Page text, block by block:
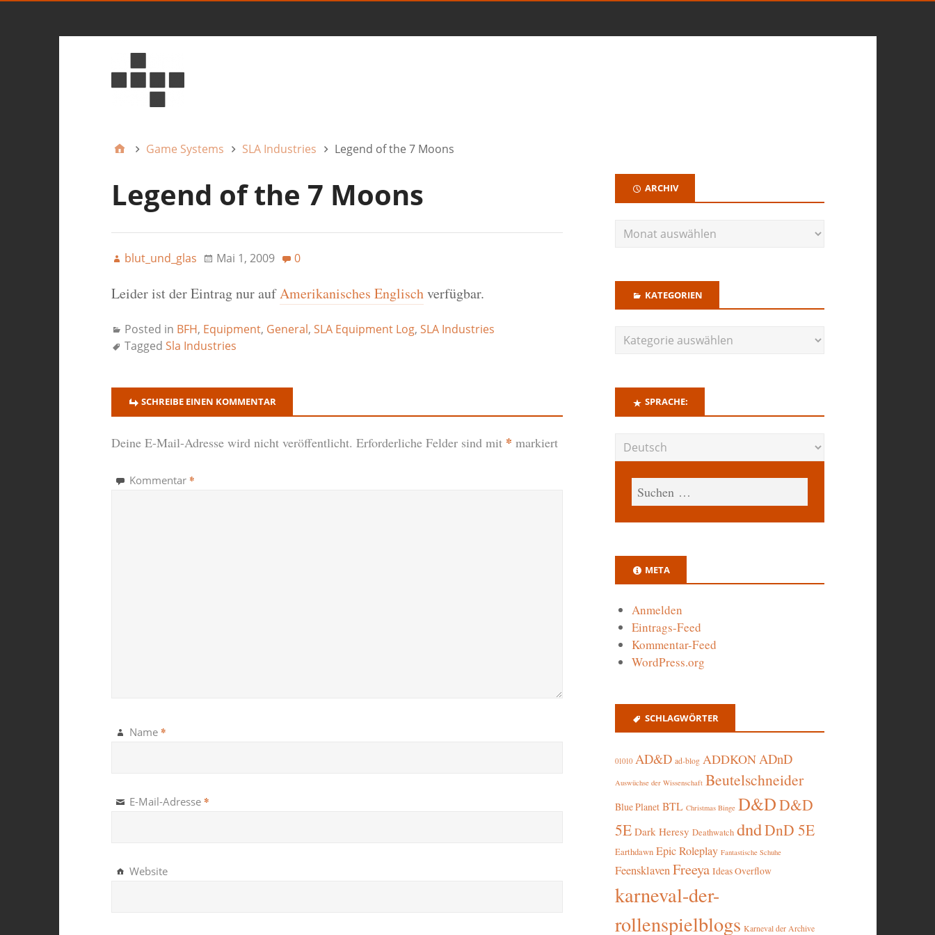
Game Systems SLA Industries Legend of the 7 Moons
Legend of the 7 Moons
blut_und_glas Mai 1, 2009 0
Leider ist der Eintrag nur aufAmerikanisches Englischverfügbar.
Posted in BFH, Equipment, General, SLA Equipment Log, SLA Industries
Tagged Sla Industries
SCHREIBE EINEN KOMMENTAR
Deine E-Mail-Adresse wird nicht veröffentlicht. Erforderliche Felder sind mit * markiert
Kommentar *
Name *
E-Mail-Adresse *
Website
ARCHIV
KATEGORIEN
SPRACHE:
META
Anmelden
Eintrags-Feed
Kommentar-Feed
WordPress.org
SCHLAGWÖRTER
01010 AD&D ad-blog ADDKONADnD
Auswüchse der Wissenschaft Beutelschneider
Blue Planet BTL Christmas Binge D&DD&D
5E Dark Heresy Deathwatch dndDnD 5E
Earthdawn Epic Roleplay Fantastische Schuhe
Feensklaven Freeya Ideas Overflow
karneval-der-
rollenspielblogs Karneval der Archive